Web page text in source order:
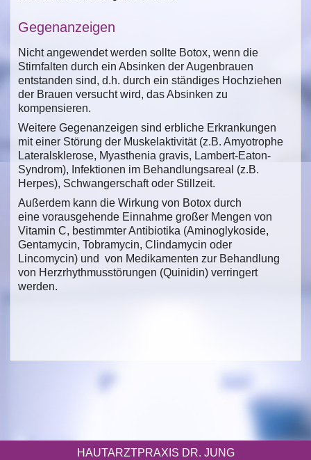
Gegenanzeigen
Nicht angewendet werden sollte Botox, wenn die
Stirnfalten durch ein Absinken der Augenbrauen
entstanden sind, d.h. durch ein ständiges Hochziehen
der Brauen versucht wird, das Absinken zu
kompensieren.
Weitere Gegenanzeigen sind erbliche Erkrankungen
mit einer Störung der Muskelaktivität (z.B. Amyotrophe
Lateralsklerose, Myasthenia gravis, Lambert-Eaton-
Syndrom), Infektionen im Behandlungsareal (z.B.
Herpes), Schwangerschaft oder Stillzeit.
Außerdem kann die Wirkung von Botox durch
eine vorausgehende Einnahme großer Mengen von
Vitamin C, bestimmter Antibiotika (Aminoglykoside,
Gentamycin, Tobramycin, Clindamycin oder
Lincomycin) und von Medikamenten zur Behandlung
von Herzrhythmusstörungen (Quinidin) verringert
werden.
HAUTARZTPRAXIS DR. JUNG